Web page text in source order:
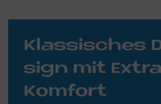
Klas­si­sches
sign mit
Kom­fort